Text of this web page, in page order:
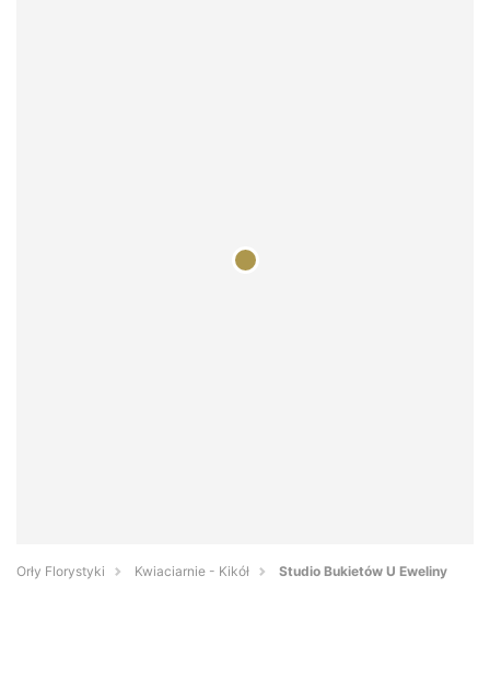
Orły Florystyki Kwiaciarnie - Kikół Studio Bukietów U Eweliny